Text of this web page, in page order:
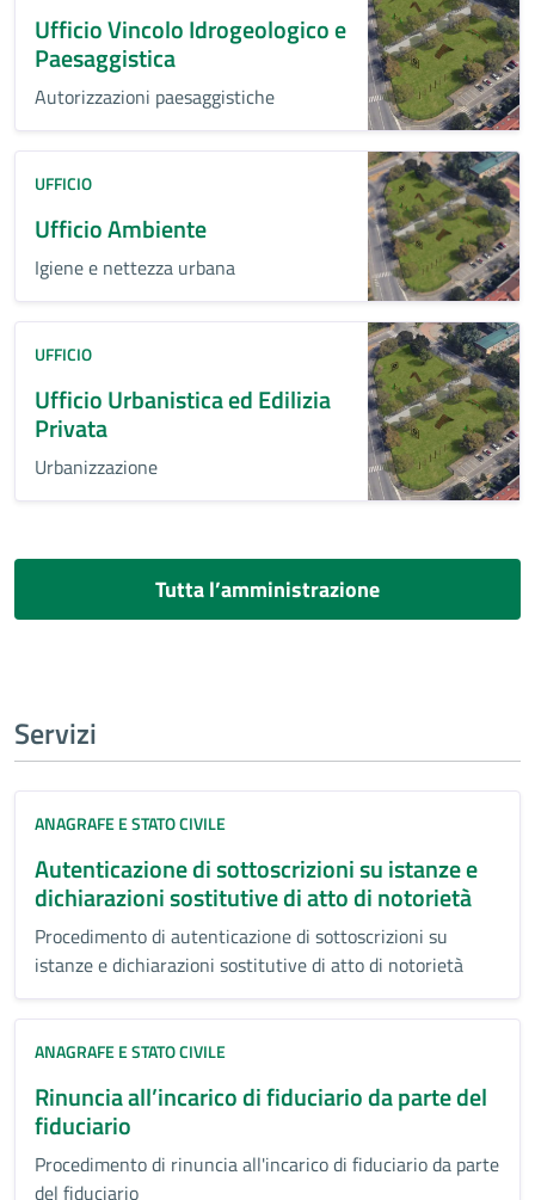
Ufficio Vincolo Idrogeologico e
Paesaggistica
Autorizzazioni paesaggistiche
UFFICIO
Ufficio Ambiente
Igiene e nettezza urbana
UFFICIO
Ufficio Urbanistica ed Edilizia
Privata
Urbanizzazione
Tutta l’amministrazione
Servizi
ANAGRAFE E STATO CIVILE
Autenticazione di sottoscrizioni su istanze e
dichiarazioni sostitutive di atto di notorietà
Procedimento di autenticazione di sottoscrizioni su
istanze e dichiarazioni sostitutive di atto di notorietà
ANAGRAFE E STATO CIVILE
Rinuncia all’incarico di fiduciario da parte del
fiduciario
Procedimento di rinuncia all'incarico di fiduciario da parte
del fiduciario